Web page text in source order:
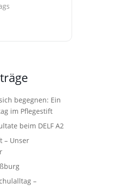
begegnen: Ein
im Pflegestift
beim DELF A2
– Unser
–